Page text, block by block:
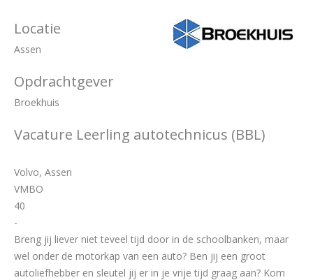
Locatie
Assen
Opdrachtgever
Broekhuis
Vacature Leerling autotechnicus (BBL)
Volvo, Assen
VMBO
40
-
Breng jij liever niet teveel tijd door in de schoolbanken, maar
wel onder de motorkap van een auto? Ben jij een groot
autoliefhebber en sleutel jij er in je vrije tijd graag aan? Kom